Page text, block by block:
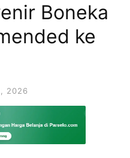
Boneka
ke
2026